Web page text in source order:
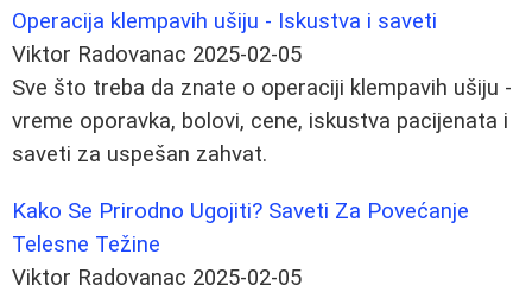
Operacija klempavih ušiju - Iskustva i saveti
Viktor Radovanac 2025-02-05
Sve što treba da znate o operaciji klempavih ušiju -
vreme oporavka, bolovi, cene, iskustva pacijenata i
saveti za uspešan zahvat.
Kako Se Prirodno Ugojiti? Saveti Za Povećanje
Telesne Težine
Viktor Radovanac 2025-02-05